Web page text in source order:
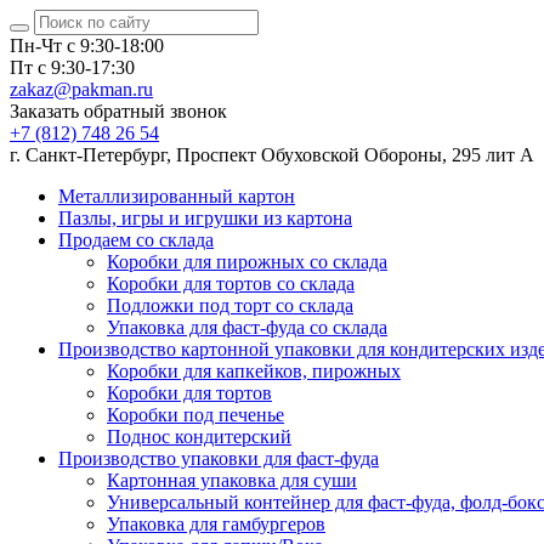
Пн-Чт с 9:30-18:00
Пт с 9:30-17:30
zakaz@pakman.ru
Заказать обратный звонок
+7 (812) 748 26 54
г. Санкт-Петербург, Проспект Обуховской Обороны, 295 лит А
Металлизированный картон
Пазлы, игры и игрушки из картона
Продаем со склада
Коробки для пирожных со склада
Коробки для тортов со склада
Подложки под торт со склада
Упаковка для фаст-фуда со склада
Производство картонной упаковки для кондитерских
Коробки для капкейков, пирожных
Коробки для тортов
Коробки под печенье
Поднос кондитерский
Производство упаковки для фаст-фуда
Картонная упаковка для суши
Универсальный контейнер для фаст-фуда, фолд-
Упаковка для гамбургеров